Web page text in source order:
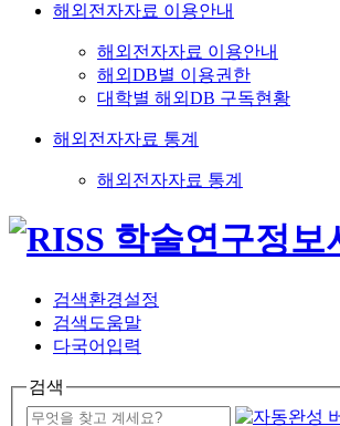
해외전자자료 이용안내
해외전자자료 이용안내
해외DB별 이용권한
대학별 해외DB 구독현황
해외전자자료 통계
해외전자자료 통계
검색환경설정
검색도움말
다국어입력
검색